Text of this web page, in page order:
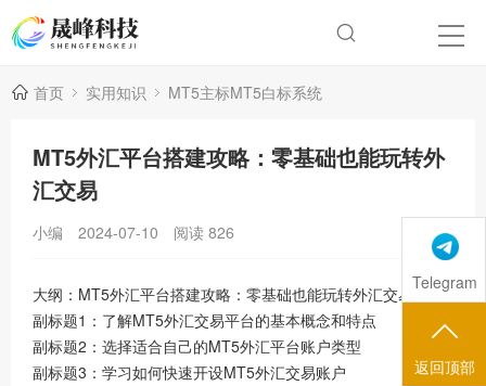
首页 实用知识 MT5主标MT5白标系统
MT5外汇平台搭建攻略：零基础也能玩转外
汇交易
小编 2024-07-10 阅读 826
大纲：MT5外汇平台搭建攻略：零基础也能玩转外汇交易
副标题1：了解MT5外汇交易平台的基本概念和特点
副标题2：选择适合自己的MT5外汇平台账户类型
副标题3：学习如何快速开设MT5外汇交易账户
Telegram
返回顶部